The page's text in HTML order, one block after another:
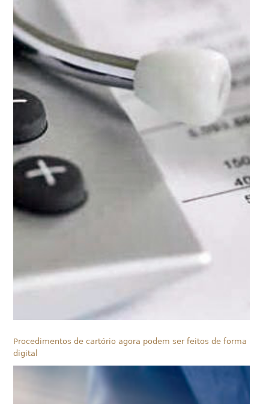
Procedimentos de cartório agora podem ser feitos de forma
digital